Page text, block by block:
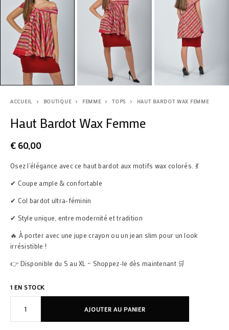
ACCUEIL BOUTIQUE FEMME TOPS HAUT BARDOT WAX FEMME
Haut Bardot Wax Femme
€60,00
Osez l’élégance avec ce haut bardot aux motifs wax colorés. 💃
✔ Coupe ample & confortable
✔ Col bardot ultra-féminin
✔ Style unique, entre modernité et tradition
🔥 À porter avec une jupe crayon ou un jean slim pour un look
irrésistible !
👉 Disponible du S au XL – Shoppez-le dès maintenant 🛒
1 EN STOCK
AJOUTER AU PANIER